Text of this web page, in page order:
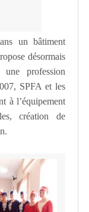
un bâtiment
désormais
profession
SPFA et les
à l’équipement
création de